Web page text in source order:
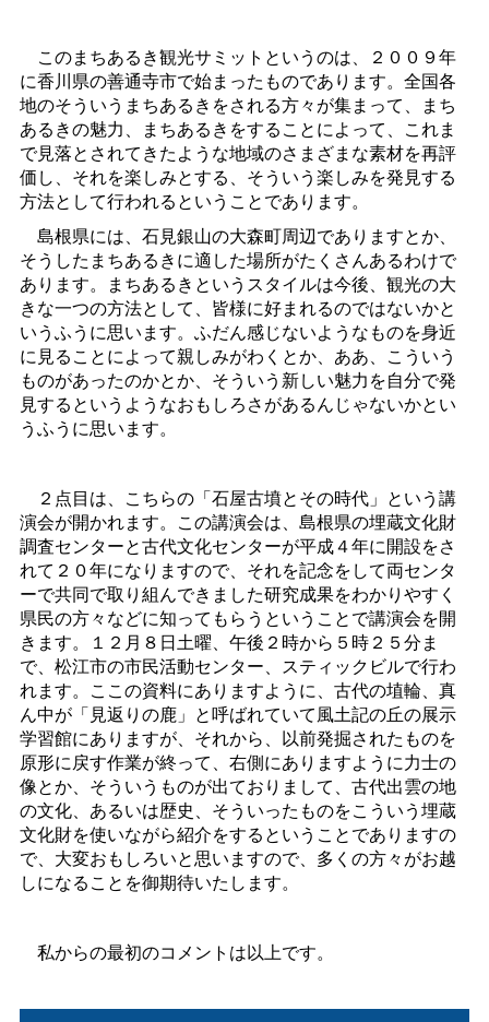
このまちあるき観光サミットというのは、２００９年
に香川県の善通寺市で始まったものであります。全国各
地のそういうまちあるきをされる方々が集まって、まち
あるきの魅力、まちあるきをすることによって、これま
で見落とされてきたような地域のさまざまな素材を再評
価し、それを楽しみとする、そういう楽しみを発見する
方法として行われるということであります。
島根県には、石見銀山の大森町周辺でありますとか、
そうしたまちあるきに適した場所がたくさんあるわけで
あります。まちあるきというスタイルは今後、観光の大
きな一つの方法として、皆様に好まれるのではないかと
いうふうに思います。ふだん感じないようなものを身近
に見ることによって親しみがわくとか、ああ、こういう
ものがあったのかとか、そういう新しい魅力を自分で発
見するというようなおもしろさがあるんじゃないかとい
うふうに思います。
２点目は、こちらの「石屋古墳とその時代」という講
演会が開かれます。この講演会は、島根県の埋蔵文化財
調査センターと古代文化センターが平成４年に開設をさ
れて２０年になりますので、それを記念をして両センタ
ーで共同で取り組んできました研究成果をわかりやすく
県民の方々などに知ってもらうということで講演会を開
きます。１２月８日土曜、午後２時から５時２５分ま
で、松江市の市民活動センター、スティックビルで行わ
れます。ここの資料にありますように、古代の埴輪、真
ん中が「見返りの鹿」と呼ばれていて風土記の丘の展示
学習館にありますが、それから、以前発掘されたものを
原形に戻す作業が終って、右側にありますように力士の
像とか、そういうものが出ておりまして、古代出雲の地
の文化、あるいは歴史、そういったものをこういう埋蔵
文化財を使いながら紹介をするということでありますの
で、大変おもしろいと思いますので、多くの方々がお越
しになることを御期待いたします。
私からの最初のコメントは以上です。